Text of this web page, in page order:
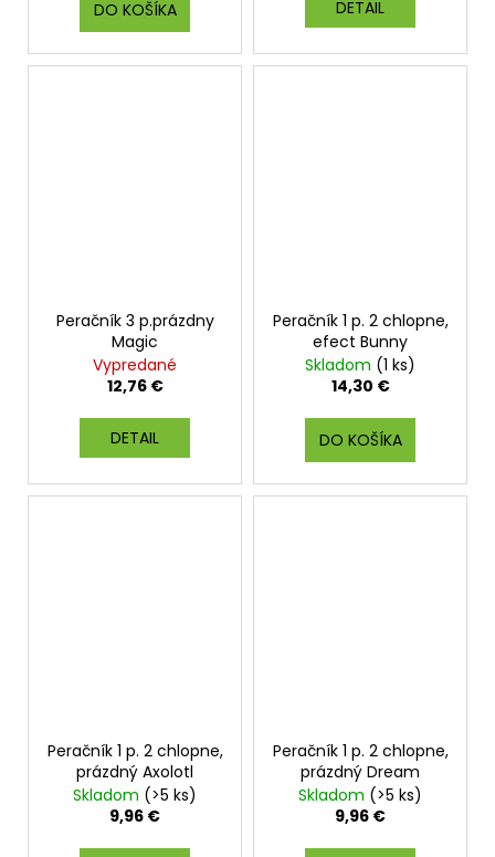
DO KOŠÍKA DETAIL
Peračník 3 p.prázdny
Magic
Vypredané
12,76 €
DETAIL
Peračník 1 p. 2 chlopne,
efect Bunny
Skladom (1 ks)
14,30 €
DO KOŠÍKA
Peračník 1 p. 2 chlopne,
prázdný Axolotl
Skladom (>5 ks)
9,96 €
Peračník 1 p. 2 chlopne,
prázdný Dream
Skladom (>5 ks)
9,96 €